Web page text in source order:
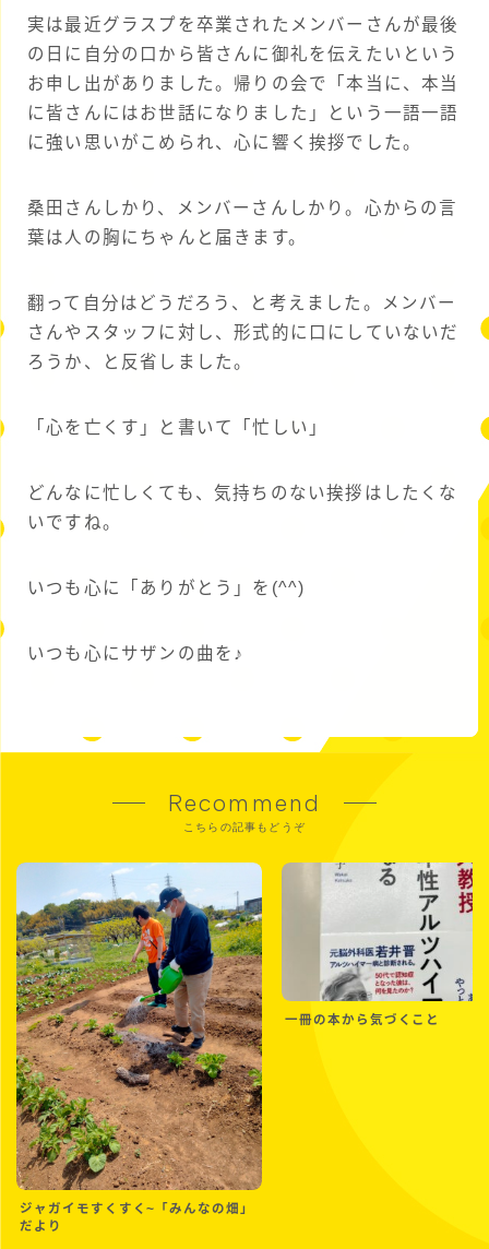
実は最近グラスプを卒業されたメンバーさんが最後
の日に自分の口から皆さんに御礼を伝えたいという
お申し出がありました。帰りの会で「本当に、本当
に皆さんにはお世話になりました」という一語一語
に強い思いがこめられ、心に響く挨拶でした。
桑田さんしかり、メンバーさんしかり。心からの言
葉は人の胸にちゃんと届きます。
翻って自分はどうだろう、と考えました。メンバー
さんやスタッフに対し、形式的に口にしていないだ
ろうか、と反省しました。
「心を亡くす」と書いて「忙しい」
どんなに忙しくても、気持ちのない挨拶はしたくな
いですね。
いつも心に「ありがとう」を(^^)
いつも心にサザンの曲を♪
Recommend
こちらの記事もどうぞ
ジャガイモすくすく~「みんなの畑」
だより
一冊の本から気づくこと